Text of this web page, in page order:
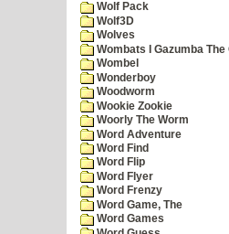
Wolf Pack
Wolf3D
Wolves
Wombats I Gazumba
Wombel
Wonderboy
Woodworm
Wookie Zookie
Woorly The Worm
Word Adventure
Word Find
Word Flip
Word Flyer
Word Frenzy
Word Game, The
Word Games